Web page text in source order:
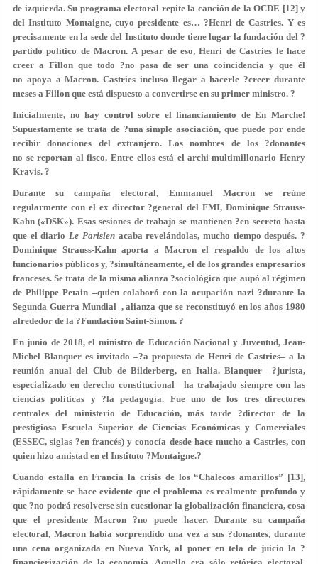
de izquierda. Su programa electoral repite la canción de la OCDE [12] y
del Instituto Montaigne, cuyo presidente es… ?Henri de Castries. Y es
precisamente en la sede del Instituto donde tiene lugar la fundación del ?
partido político de Macron. A pesar de eso, Henri de Castries le hace
creer a Fillon que todo ?no pasa de ser una coincidencia y que él
no apoya a Macron. Castries incluso llegar a hacerle ?creer durante
meses a Fillon que está dispuesto a convertirse en su primer ministro. ?
Inicialmente, no hay control sobre el financiamiento de En Marche!
Supuestamente se trata de ?una simple asociación, que puede por ende
recibir donaciones del extranjero. Los nombres de los ?donantes
no se reportan al fisco. Entre ellos está el archi-multimillonario Henry
Kravis. ?
Durante su campaña electoral, Emmanuel Macron se reúne
regularmente con el ex director ?general del FMI, Dominique Strauss-
Kahn («DSK»). Esas sesiones de trabajo se mantienen ?en secreto hasta
que el diarioLe Parisienacaba revelándolas, mucho tiempo después. ?
Dominique Strauss-Kahn aporta a Macron el respaldo de los altos
funcionarios públicos y, ?simultáneamente, el de los grandes empresarios
franceses. Se trata de la misma alianza ?sociológica que aupó al régimen
de Philippe Petain –quien colaboró con la ocupación nazi ?durante la
Segunda Guerra Mundial–, alianza que se reconstituyó en los años 1980
alrededor de la ?Fundación Saint-Simon. ?
En junio de 2018, el ministro de Educación Nacional y Juventud, Jean-
Michel Blanquer es invitado –?a propuesta de Henri de Castries– a la
reunión anual del Club de Bilderberg, en Italia. Blanquer –?jurista,
especializado en derecho constitucional– ha trabajado siempre con las
ciencias políticas y ?la pedagogía. Fue uno de los tres directores
centrales del ministerio de Educación, más tarde ?director de la
prestigiosa Escuela Superior de Ciencias Económicas y Comerciales
(ESSEC, siglas ?en francés) y conocía desde hace mucho a Castries, con
quien hizo amistad en el Instituto ?Montaigne.?
Cuando estalla en Francia la crisis de los “Chalecos amarillos” [13],
rápidamente se hace evidente que el problema es realmente profundo y
que ?no podrá resolverse sin cuestionar la globalización financiera, cosa
que el presidente Macron ?no puede hacer. Durante su campaña
electoral, Macron había sorprendido una vez a sus ?donantes, durante
una cena organizada en Nueva York, al poner en tela de juicio la ?